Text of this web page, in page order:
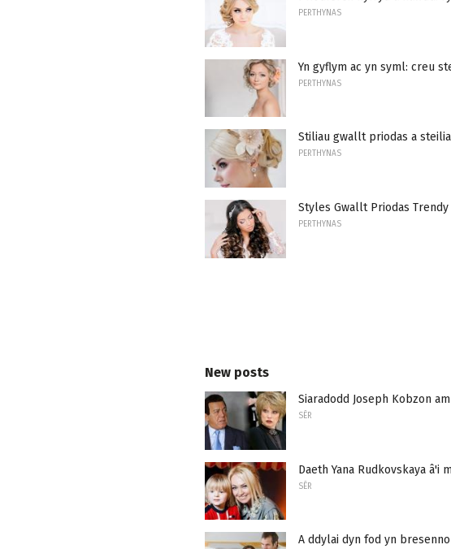
PERTHYNAS
Yn gyflym ac yn syml: creu
PERTHYNAS
Stiliau gwallt priodas a
PERTHYNAS
Styles Gwallt Priodas Trendy
PERTHYNAS
New posts
Siaradodd Joseph Kobzon
SÊR
Daeth Yana Rudkovskaya â'i
SÊR
A ddylai dyn fod yn